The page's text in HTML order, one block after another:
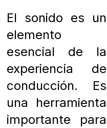
El sonido es un
elemento
esencial de la
experiencia de
conducción. Es
una herramienta
importante para